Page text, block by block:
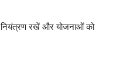
रखें और योजनाओं को